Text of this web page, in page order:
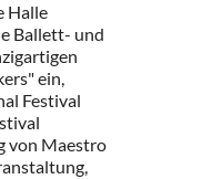
Halle
Ballett- und
ein,
Festival
von Maestro